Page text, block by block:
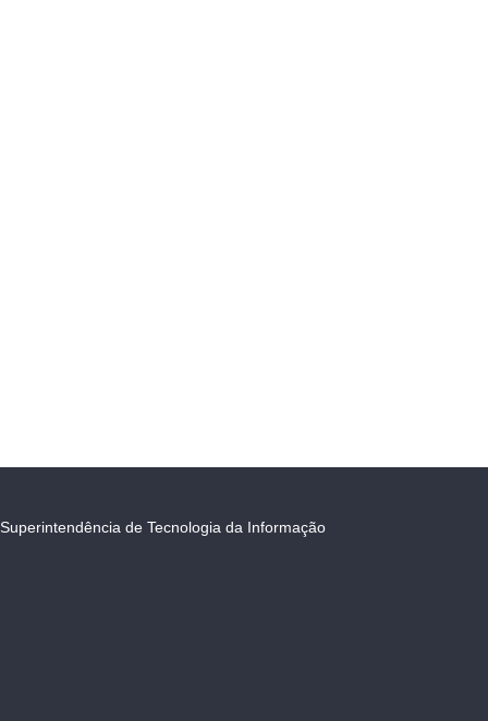
Superintendência de Tecnologia da Informação